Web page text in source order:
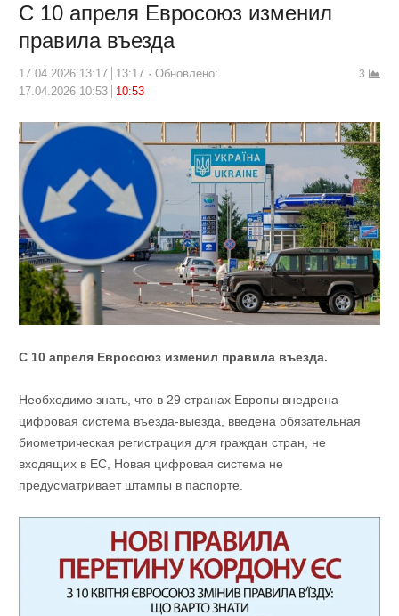
С 10 апреля Евросоюз изменил
правила въезда
17.04.2026 13:17 13:17
Обновлено:
17.04.2026 10:53
10:53
3
С 10 апреля Евросоюз изменил правила въезда.
Необходимо знать, что в 29 странах Европы внедрена
цифровая система въезда-выезда, введена обязательная
биометрическая регистрация для граждан стран, не
входящих в ЕС, Новая цифровая система не
предусматривает штампы в паспорте.